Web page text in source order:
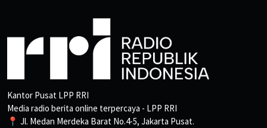
Kantor Pusat LPP RRI
Media radio berita online terpercaya - LPP RRI
📍 Jl. Medan Merdeka Barat No.4-5, Jakarta Pusat.